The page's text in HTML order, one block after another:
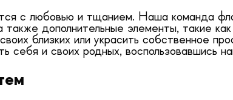
с любовью и тщанием. Наша команда
дополнительные элементы, такие
близких или украсить собственное
и своих родных, воспользовавшись